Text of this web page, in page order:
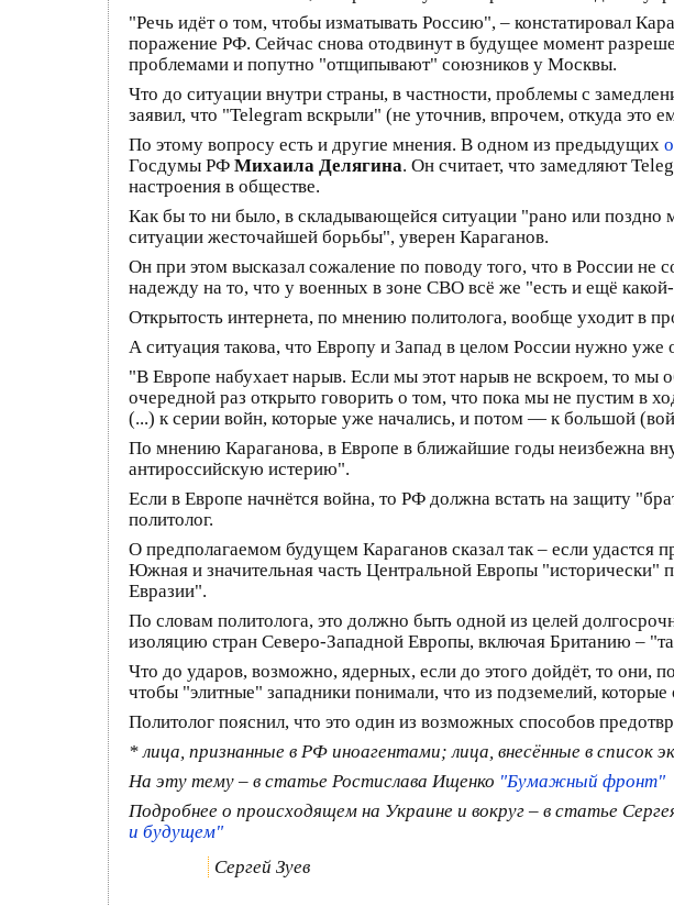
"Речь идёт о том, чтобы изматывать Россию", – констатировал
поражение РФ. Сейчас снова отодвинут в будущее момент
проблемами и попутно "отщипывают" союзников у Москвы.
Что до ситуации внутри страны, в частности, проблемы с
заявил, что "Telegram вскрыли" (не уточнив, впрочем, откуда это
По этому вопросу есть и другие мнения. В одном из предыдущих
Госдумы РФ Михаила Делягина. Он считает, что замедляют
настроения в обществе.
Как бы то ни было, в складывающейся ситуации "рано или поздно
ситуации жесточайшей борьбы", уверен Караганов.
Он при этом высказал сожаление по поводу того, что в России
надежду на то, что у военных в зоне СВО всё же "есть и ещё
Открытость интернета, по мнению политолога, вообще уходит в
А ситуация такова, что Европу и Запад в целом России нужно уже
"В Европе набухает нарыв. Если мы этот нарыв не вскроем, то
очередной раз открыто говорить о том, что пока мы не пустим в
(...) к серии войн, которые уже начались, и потом — к большой
По мнению Караганова, в Европе в ближайшие годы неизбежна
антироссийскую истерию".
Если в Европе начнётся война, то РФ должна встать на защиту
политолог.
О предполагаемом будущем Караганов сказал так – если
Южная и значительная часть Центральной Европы "исторически"
Евразии".
По словам политолога, это должно быть одной из целей
изоляцию стран Северо-Западной Европы, включая Британию –
Что до ударов, возможно, ядерных, если до этого дойдёт, то они,
чтобы "элитные" западники понимали, что из подземелий,
Политолог пояснил, что это один из возможных способов
* лица, признанные в РФ иноагентами; лица, внесённые в список
На эту тему – в статье Ростислава Ищенко "Бумажный фронт"
Подробнее о происходящем на Украине и вокруг – в статье
и будущем"
Сергей Зуев